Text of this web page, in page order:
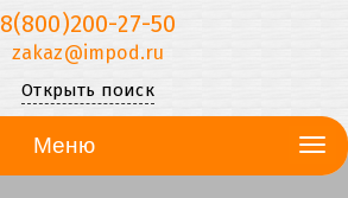
8(800)200-27-50
zakaz@impod.ru
Открыть поиск
Меню